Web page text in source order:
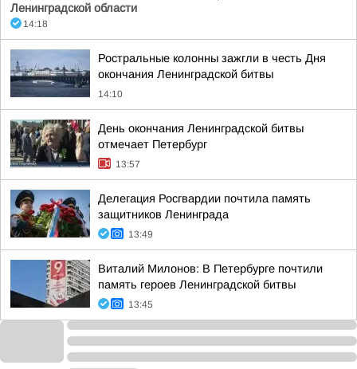
Ленинградской области
14:18
Ростральные колонны зажгли в честь Дня
окончания Ленинградской битвы
14:10
День окончания Ленинградской битвы
отмечает Петербург
13:57
Делегация Росгвардии почтила память
защитников Ленинграда
13:49
Виталий Милонов: В Петербурге почтили
память героев Ленинградской битвы
13:45